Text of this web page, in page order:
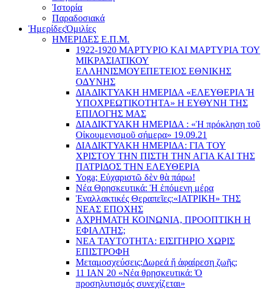
Ἰστορία
Παραδοσιακά
ἩμερίδεςὉμιλίες
ΗΜΕΡΙΔΕΣ Ε.Π.Μ.
1922-1920 ΜΑΡΤΥΡΙΟ ΚΑI ΜΑΡΤΥΡIΑ ΤΟΥ
ΜΙΚΡΑΣΙΑΤΙΚΟΥ
EΛΛΗΝΙΣΜΟΥEΠEΤΕΙΟΣ EΘΝΙΚHΣ
O∆YΝΗΣ
ΔΙΑΔΙΚΤΥΑΚΗ ΗΜΕΡΙΔΑ «EΛΕΥΘΕΡΙΑ Ή
YΠΟΧΡΕΩΤΙΚΟΤΗΤΑ» Η ΕΥΘΥΝΗ ΤΗΣ
EΠΙΛΟΓΗΣ ΜΑΣ
ΔΙΑΔΙΚΤΥΑΚΗ ΗΜΕΡΙΔΑ : «Ἡ πρόκληση τοῦ
Οἰκουμενισμοῦ σήμερα» 19.09.21
ΔΙΑΔΙΚΤΥΑΚΗ ΗΜΕΡΙΔΑ: ΓΙΑ ΤΟΥ
ΧΡΙΣΤΟΥ ΤΗΝ ΠΙΣΤΗ ΤΗΝ ΑΓΙΑ ΚΑΙ ΤΗΣ
ΠΑΤΡΙΔΟΣ ΤΗΝ ΕΛΕΥΘΕΡΙΑ
Yoga; Εὐχαριστῶ δὲν θὰ πάρω!
Νέα Θρησκευτικά: Ἡ ἑπόμενη μέρα
Ἐναλλακτικές Θεραπεῖες:«ΙΑΤΡΙΚΗ» ΤΗΣ
ΝΕΑΣ ΕΠΟΧΗΣ
ΑΧΡΗΜΑΤΗ ΚΟΙΝΩΝΙΑ, ΠΡΟΟΠΤΙΚΗ Η
ΕΦΙΑΛΤΗΣ;
ΝΕΑ ΤΑΥΤΟΤΗΤΑ: ΕΙΣΙΤΗΡΙΟ ΧΩΡΙΣ
ΕΠΙΣΤΡΟΦΗ
Μεταμοσχεύσεις:Δωρεά ἤ ἀφαίρεση ζωῆς;
11 ΙΑΝ 20 «Νέα θρησκευτικά: Ὁ
προσηλυτισμός συνεχίζεται»